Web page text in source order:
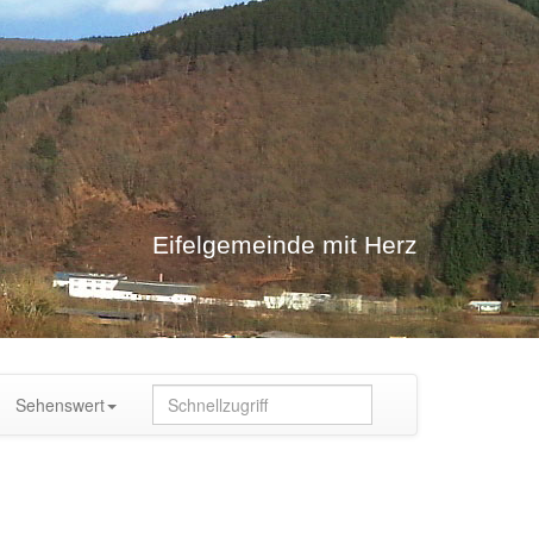
Eifelgemeinde mit Herz
Sehenswert